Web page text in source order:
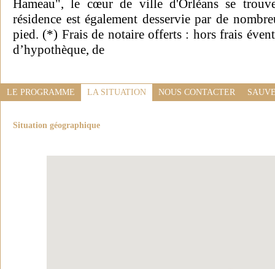
Hameau", le cœur de ville d'Orléans se
résidence est également desservie par de
pied. (*) Frais de notaire offerts : hors frais
d’hypothèque, de
LE PROGRAMME LA SITUATION NOUS CONTACTER
Situation géographique